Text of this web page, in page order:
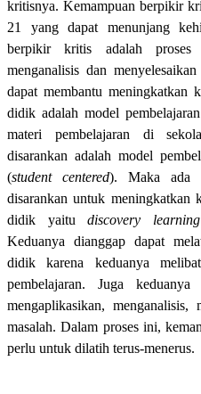
kritisnya. Kemampuan berpikir
21 yang dapat menunjang
berpikir kritis adalah
menganalisis dan
dapat membantu meningkatkan
didik adalah model
materi pembelajaran di
disarankan adalah model
(student centered). Maka ada
disarankan untuk meningkatkan
didik yaitudiscovery
Keduanya dianggap dapat
didik karena keduanya
pembelajaran. Juga
mengaplikasikan, menganalisis,
masalah. Dalam proses ini,
perlu untuk dilatih terus-menerus.